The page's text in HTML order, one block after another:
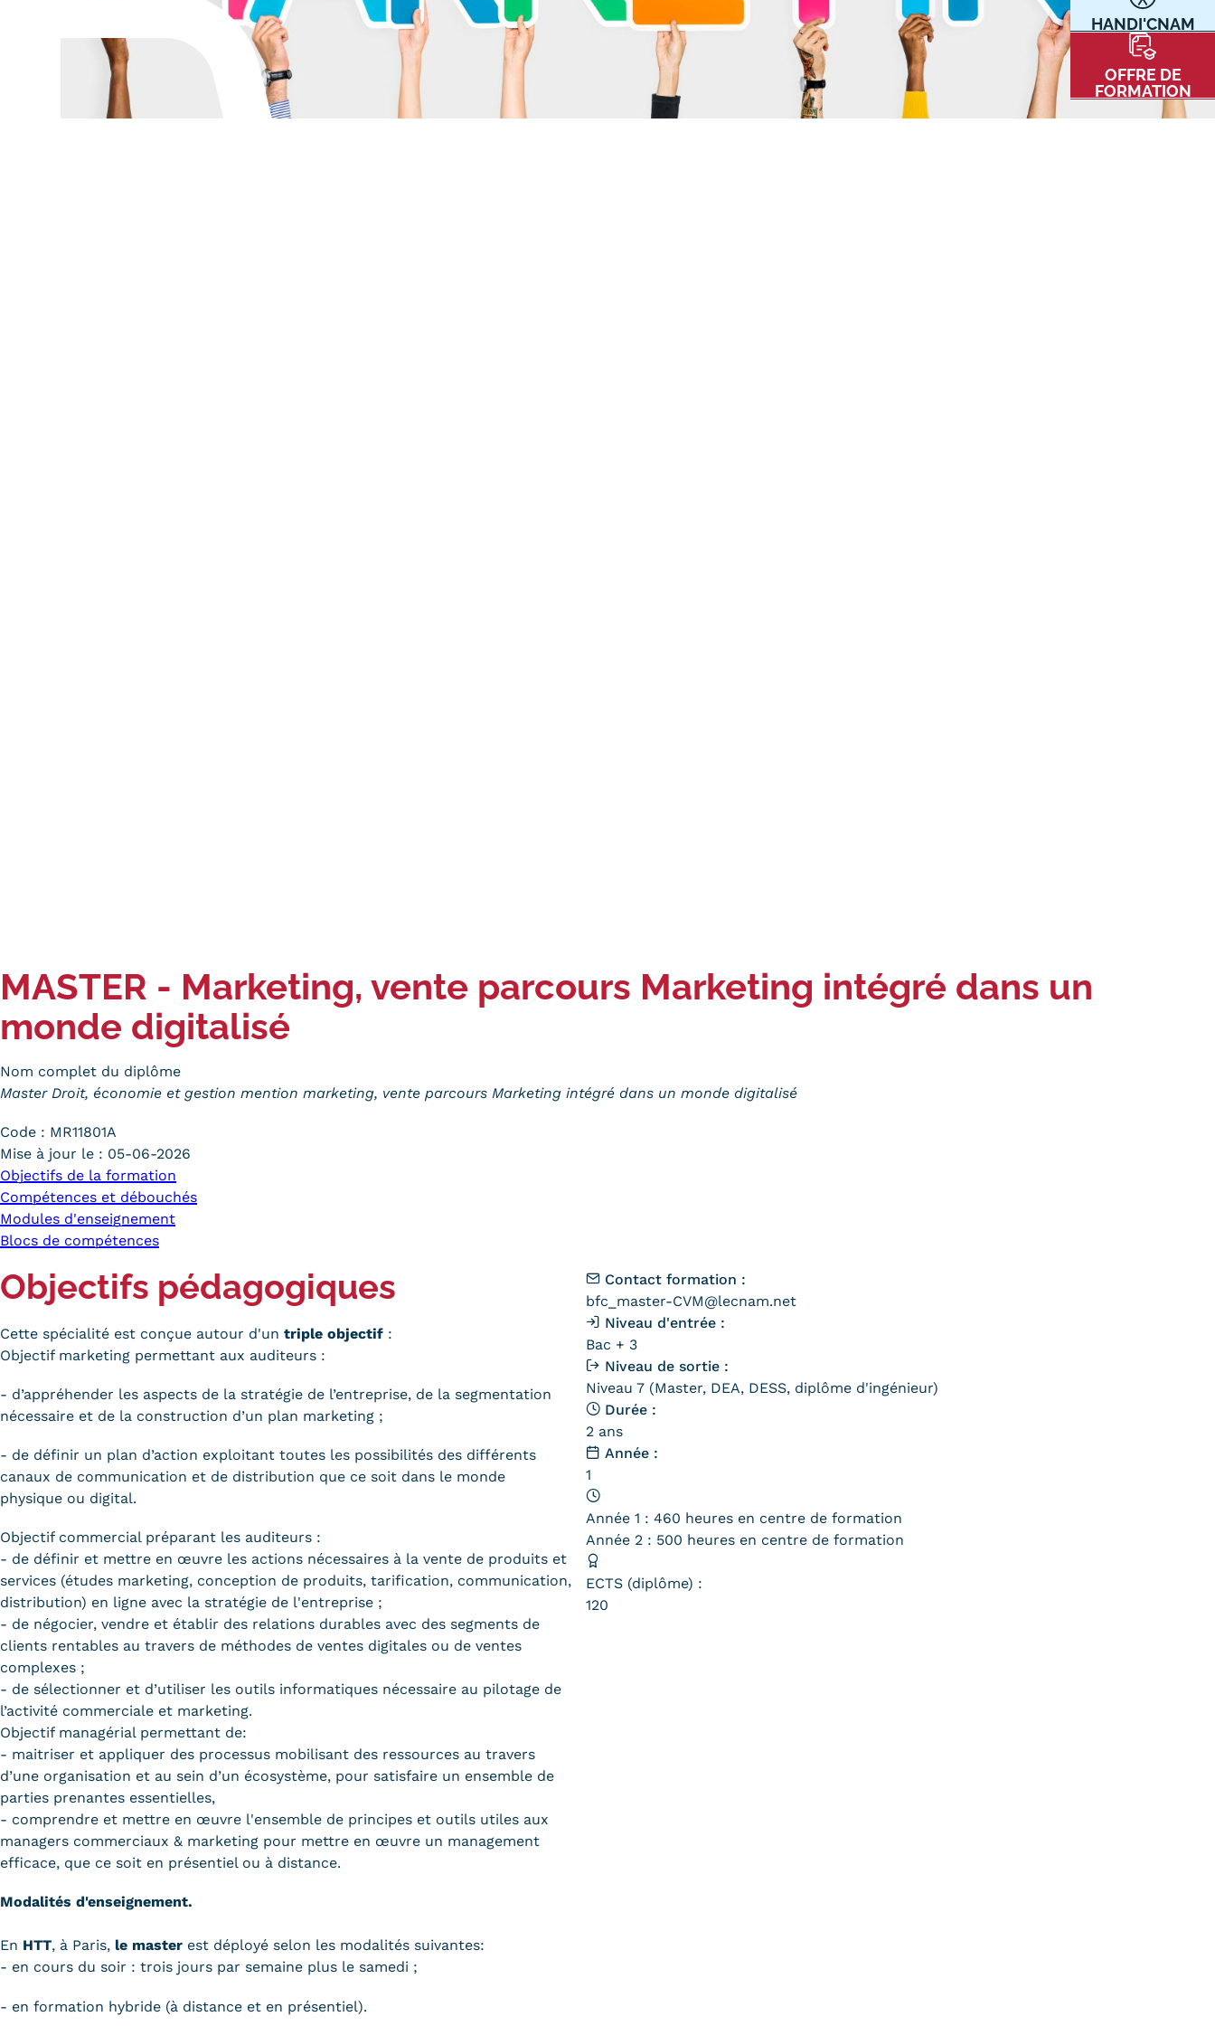
HANDI'CNAM
OFFRE DE
FORMATION
Quoi de neuf au Cnam BFC?
Actualités
Agenda
Revue de presse
Alternance
Enseignement à distance
Validation des Acquis de
l'Expérience (VAE)
Validation des études
Qualiopi
Le Cnam ICSV
Mobilité internationale et
Erasmus
Règlement intérieur
Communication
Kits communications Cnam
Prospect
Fiche contact salons, forums,
MASTER - Marketing, vente parcours Marketing intégré dans un
monde digitalisé
Nom complet du diplôme
Master Droit, économie et gestion mention marketing, vente parcours Marketing intégré dans un monde digitalisé
Code : MR11801A
Mise à jour le : 05-06-2026
Objectifs de la formation
Compétences et débouchés
Modules d'enseignement
Blocs de compétences
Objectifs pédagogiques
Cette spécialité est conçue autour d'un triple objectif :
Objectif marketing permettant aux auditeurs :
- d’appréhender les aspects de la stratégie de l’entreprise, de la segmentation
nécessaire et de la construction d’un plan marketing ;
- de définir un plan d’action exploitant toutes les possibilités des différents
canaux de communication et de distribution que ce soit dans le monde
physique ou digital.
Objectif commercial préparant les auditeurs :
- de définir et mettre en œuvre les actions nécessaires à la vente de produits et
services (études marketing, conception de produits, tarification, communication,
distribution) en ligne avec la stratégie de l'entreprise ;
- de négocier, vendre et établir des relations durables avec des segments de
clients rentables au travers de méthodes de ventes digitales ou de ventes
complexes ;
- de sélectionner et d’utiliser les outils informatiques nécessaire au pilotage de
l’activité commerciale et marketing.
Objectif managérial permettant de:
- maitriser et appliquer des processus mobilisant des ressources au travers
d’une organisation et au sein d’un écosystème, pour satisfaire un ensemble de
parties prenantes essentielles,
- comprendre et mettre en œuvre l'ensemble de principes et outils utiles aux
managers commerciaux & marketing pour mettre en œuvre un management
efficace, que ce soit en présentiel ou à distance.
Modalités d'enseignement.
En HTT, à Paris, le master est déployé selon les modalités suivantes:
- en cours du soir : trois jours par semaine plus le samedi ;
- en formation hybride (à distance et en présentiel).
Contact formation :
bfc_master-CVM@lecnam.net
Niveau d'entrée :
Bac + 3
Niveau de sortie :
Niveau 7 (Master, DEA, DESS, diplôme d'ingénieur)
Durée :
2 ans
Année :
1
Année 1 : 460 heures en centre de formation
Année 2 : 500 heures en centre de formation
ECTS (diplôme) :
120